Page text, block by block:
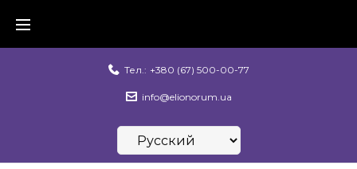
content
Тел.: +380 (67) 500-00-77
info@elionorum.ua
Выбрать
язык